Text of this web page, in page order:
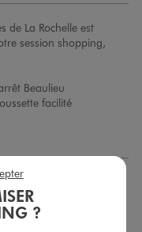
de La Rochelle est
session shopping,
Beaulieu
facilité
un avoir ou un
?